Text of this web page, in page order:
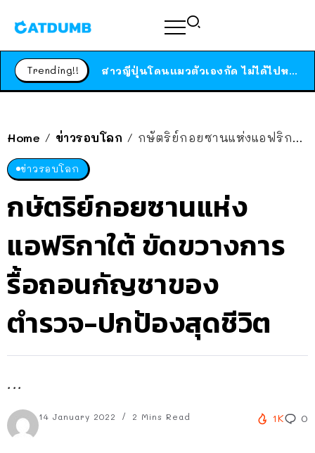
Trending!! สาวญี่ปุ่นโดนแมวตัวเองกัด ไม่ได้ไปหาหมอตั้งแต่เนิ่นๆ สุดท้ายขาบวม กลายเป็นโรคเนื้อเน่า เตือนทาสแมวทั้งหลายให้ระวัง
Home / ข่าวรอบโลก / กษัตริย์กอยซานแห่งแอฟริกาใต้ ขัดขวางการรื้อถอนกัญชาของตำรวจ-ปกป้องสุดชีวิต
ข่าวรอบโลก
กษัตริย์กอยซานแห่ง
แอฟริกาใต้ ขัดขวางการ
รื้อถอนกัญชาของ
ตำรวจ-ปกป้องสุดชีวิต
...
14 January 2022 2 Mins Read 1K 0